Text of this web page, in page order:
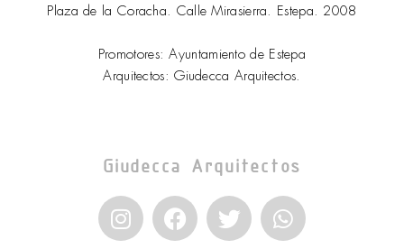
Plaza de la Coracha. Calle Mirasierra. Estepa. 2008
Promotores: Ayuntamiento de Estepa
Arquitectos: Giudecca Arquitectos.
Giudecca Arquitectos
I
n
F
a
T
w
W
h